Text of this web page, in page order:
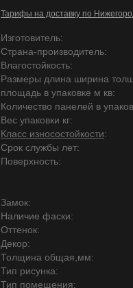
Тарифы на доставку по
Изготовитель:
Страна-производитель:
Влагостойкость:
Размеры длина ширина
площадь в упаковке м кв:
Количество панелей в
Вес упаковки кг:
Класс износостойкости:
Срок службы лет:
Поверхность:
Замок:
Наличие фаски:
Оттенок:
Декор:
Толщина общая,мм:
Тип рисунка:
Тип помещения: